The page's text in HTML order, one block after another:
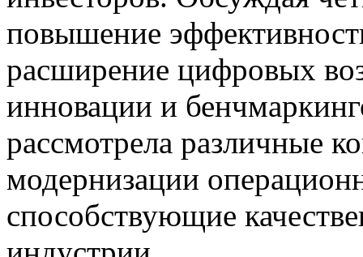
повышение
расширение цифровых
инновации и
рассмотрела различные
модернизации
способствующие